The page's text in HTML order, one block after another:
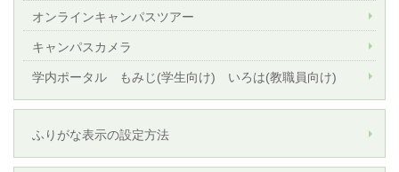
オンラインキャンパスツアー
キャンパスカメラ
学内ポータル もみじ(学生向け) いろは(教職員向け)
ふりがな表示の設定方法